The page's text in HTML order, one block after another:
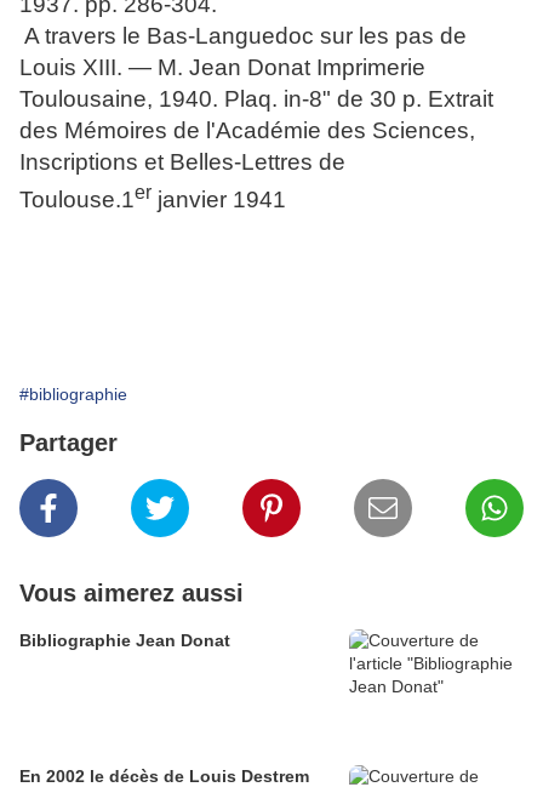
A travers le Bas-Languedoc sur les pas de
Louis XIII. — M. Jean Donat Imprimerie
Toulousaine, 1940. Plaq. in-8" de 30 p. Extrait
des Mémoires de l'Académie des Sciences,
Inscriptions et Belles-Lettres de
Toulouse.1er janvier 1941
#bibliographie
Partager
Vous aimerez aussi
Bibliographie Jean Donat
En 2002 le décès de Louis Destrem